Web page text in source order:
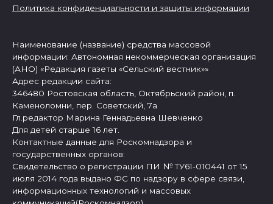
Политика конфиденциальности и защиты информации
Наименование (название) средства массовой
информации: Автономная некоммерческая организация
(АНО) «Редакция газеты «Сельский вестник»»
Адрес редакции сайта:
346480 Ростовская область, Октябрьский район, п.
Каменоломни, пер. Советский, 7а
Гл.редактор Марина Геннадьевна Шевченко
Для детей старше 16 лет.
Контактные данные для Роскомнадзора и
государственных органов:
Свидетельство о регистрации ПИ № ТУ61-010441 от 15
июля 2014 года выдано ФС по надзору в сфере связи,
информационных технологий и массовых